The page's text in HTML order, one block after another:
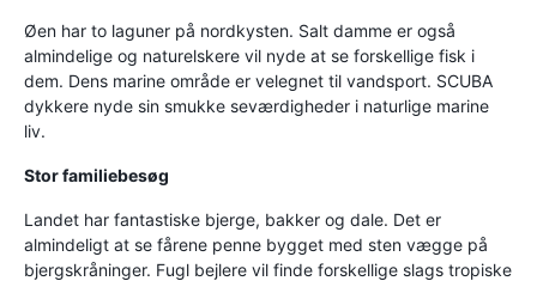
Øen har to laguner på nordkysten. Salt damme er også
almindelige og naturelskere vil nyde at se forskellige fisk i
dem. Dens marine område er velegnet til vandsport. SCUBA
dykkere nyde sin smukke seværdigheder i naturlige marine
liv.
Stor familiebesøg
Landet har fantastiske bjerge, bakker og dale. Det er
almindeligt at se fårene penne bygget med sten vægge på
bjergskråninger. Fugl bejlere vil finde forskellige slags tropiske